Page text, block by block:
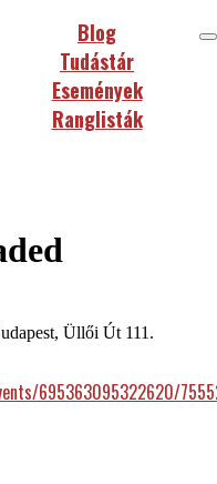
Blog
Tudástár
Események
Ranglisták
Üllői Út 111.
695363095322620/